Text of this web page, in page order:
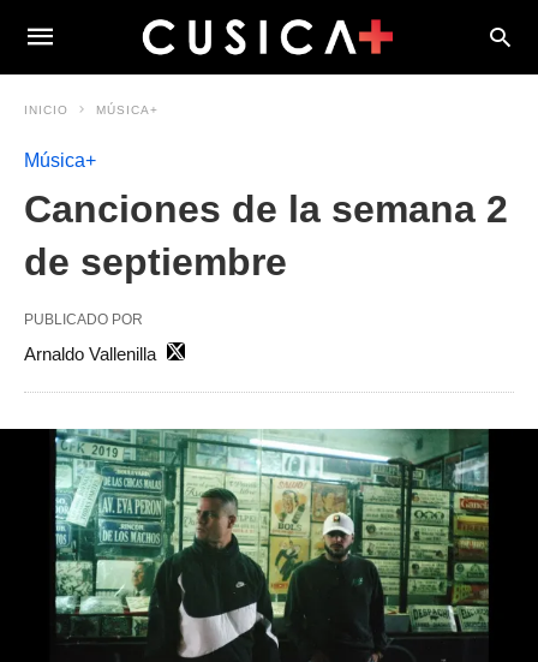
INICIO MÚSICA+
Música+
Canciones de la semana 2
de septiembre
PUBLICADO POR
Arnaldo Vallenilla